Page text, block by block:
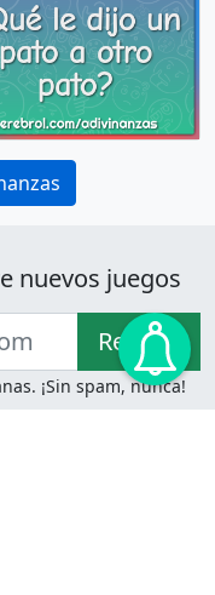
nuevos juegos
Recibir!
¡Sin spam, nunca!